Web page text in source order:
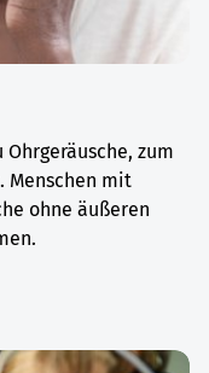
zum
Menschen mit
ohne äußeren